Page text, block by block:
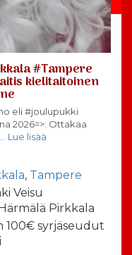
#Tampere
kielitaitoinen
eli #joulupukki
2026=>: Ottakaa
… Lue lisää
, Tampere
Veisu
Pirkkala
100€ syrjäseudut